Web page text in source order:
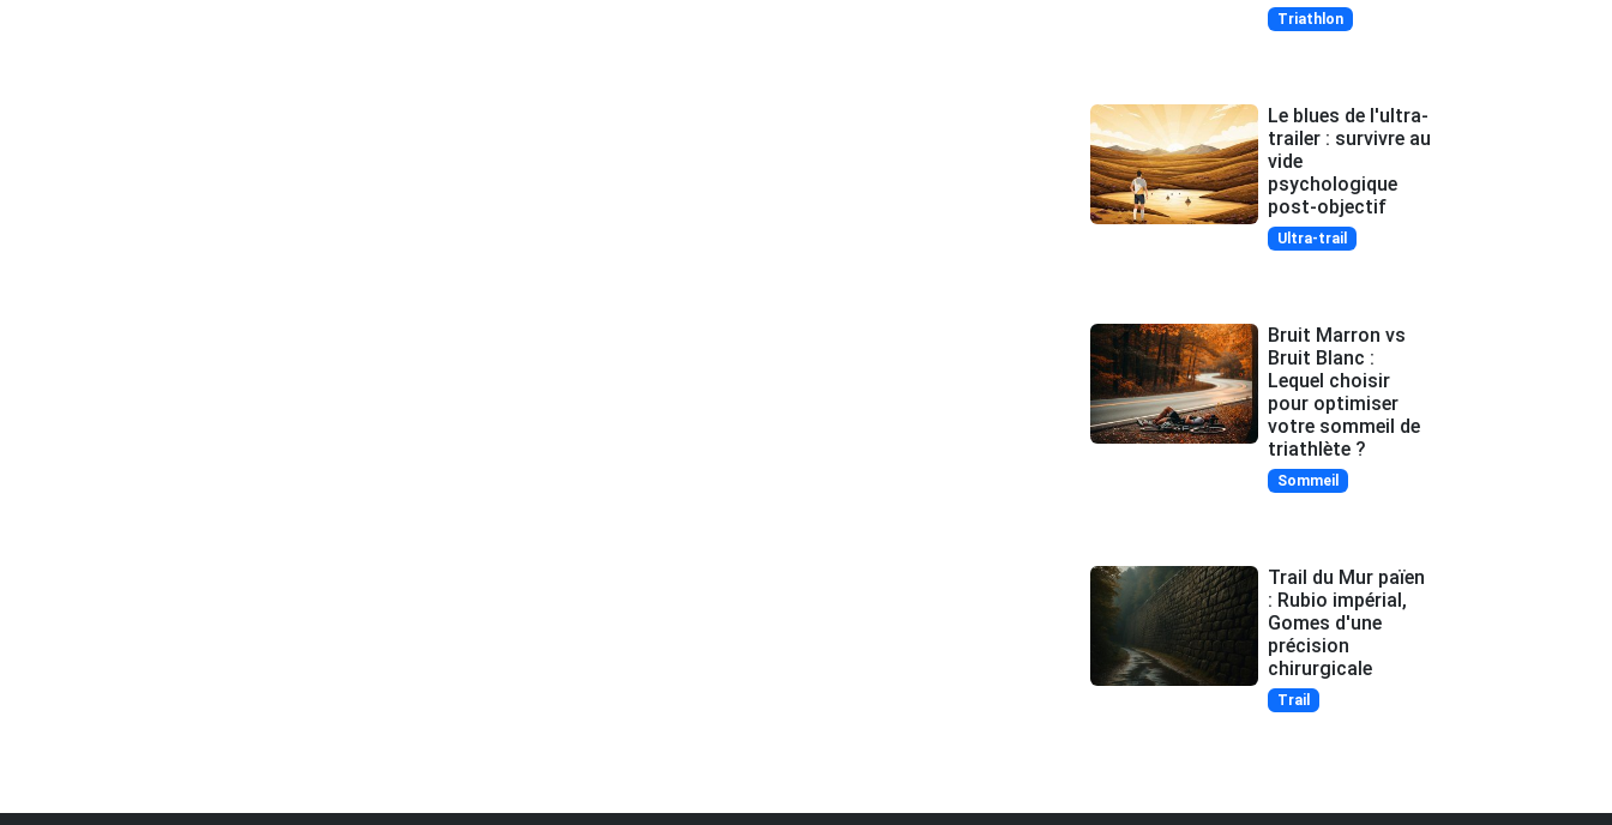
Triathlon
Le blues de l'ultra-
trailer : survivre au
vide
psychologique
post-objectif
Ultra-trail
Bruit Marron vs
Bruit Blanc :
Lequel choisir
pour optimiser
votre sommeil de
triathlète ?
Sommeil
Trail du Mur païen
: Rubio impérial,
Gomes d'une
précision
chirurgicale
Trail